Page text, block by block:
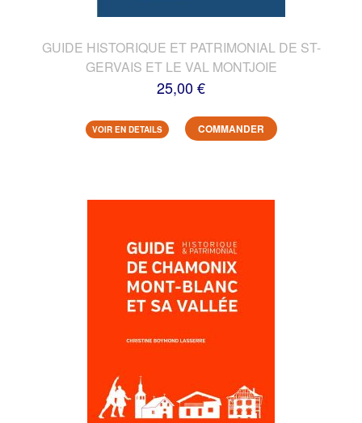
GUIDE HISTORIQUE ET PATRIMONIAL DE ST-
GERVAIS ET LE VAL MONTJOIE
25,00 €
VOIR EN DETAILS COMMANDER